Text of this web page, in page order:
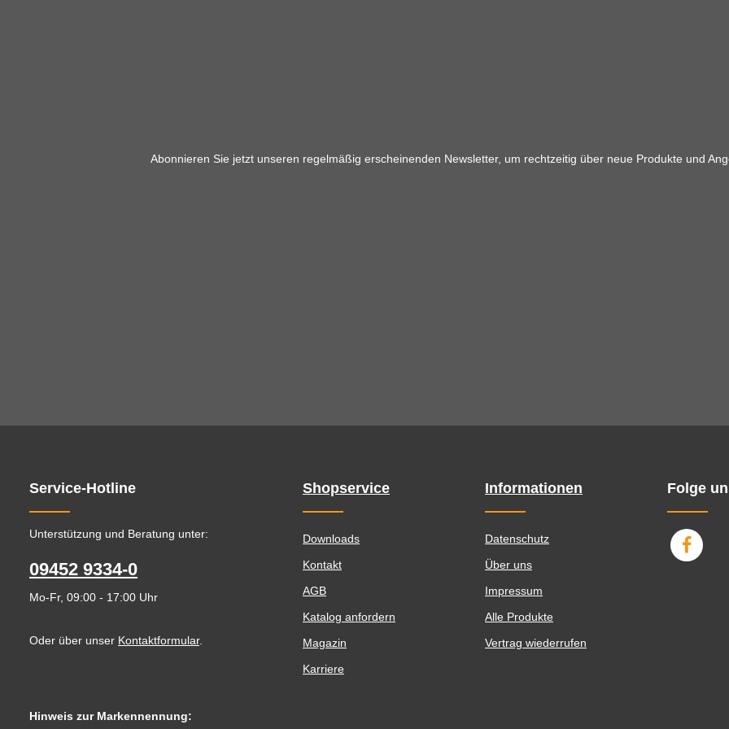
Abonnieren Sie jetzt unseren regelmäßig erscheinenden Newsletter, um rechtzeitig über neue Produkte und
Service-Hotline
Unterstützung und Beratung unter:
09452 9334-0
Mo-Fr, 09:00 - 17:00 Uhr
Oder über unser Kontaktformular.
Shopservice
Downloads
Kontakt
AGB
Katalog anfordern
Magazin
Karriere
Informationen
Datenschutz
Über uns
Impressum
Alle Produkte
Vertrag wiederrufen
Folge
Hinweis zur Markennennung: